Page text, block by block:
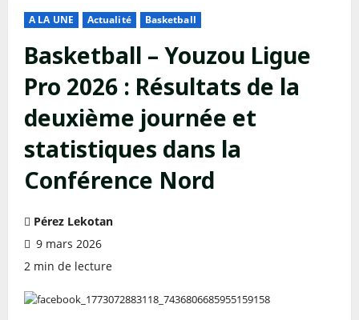
A LA UNE Actualité Basketball
Basketball – Youzou Ligue
Pro 2026 : Résultats de la
deuxième journée et
statistiques dans la
Conférence Nord
Pérez Lekotan
9 mars 2026
2 min de lecture